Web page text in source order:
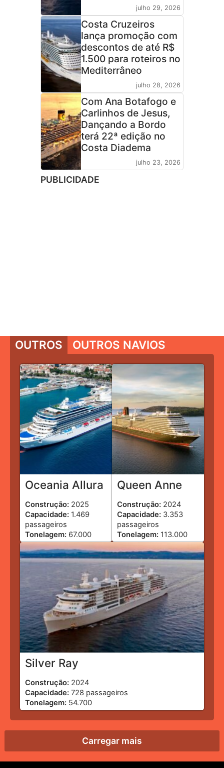
julho 29, 2026
Costa Cruzeiros
lança promoção com
descontos de até R$
1.500 para roteiros no
Mediterrâneo
julho 28, 2026
Com Ana Botafogo e
Carlinhos de Jesus,
Dançando a Bordo
terá 22ª edição no
Costa Diadema
julho 23, 2026
PUBLICIDADE
OUTROS OUTROS NAVIOS
Oceania Allura
Construção: 2025
Capacidade: 1.469
passageiros
Tonelagem: 67.000
Queen Anne
Construção: 2024
Capacidade: 3.353
passageiros
Tonelagem: 113.000
Silver Ray
Construção: 2024
Capacidade: 728 passageiros
Tonelagem: 54.700
Carregar mais